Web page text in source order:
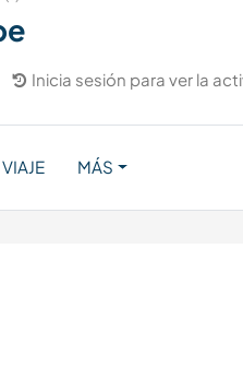
Inicia sesión para ver la
MÁS